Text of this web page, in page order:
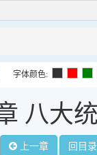
字体颜色:
八大
上一章 回目录